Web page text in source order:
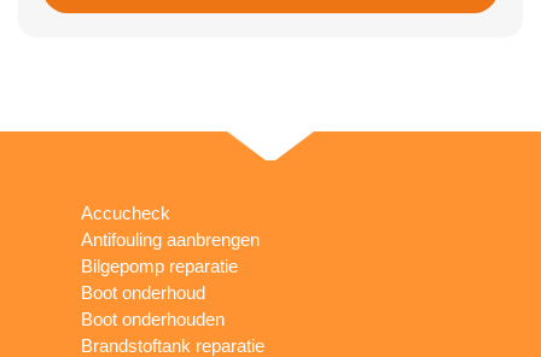
Accucheck
Antifouling aanbrengen
Bilgepomp reparatie
Boot onderhoud
Boot onderhouden
Brandstoftank reparatie